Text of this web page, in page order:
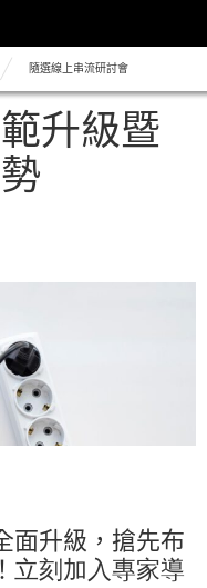
隨選線上串流研討會
升級暨
面升級，搶先布
立刻加入專家導